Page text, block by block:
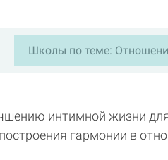
Школы по теме:
интимной жизни
гармонии в